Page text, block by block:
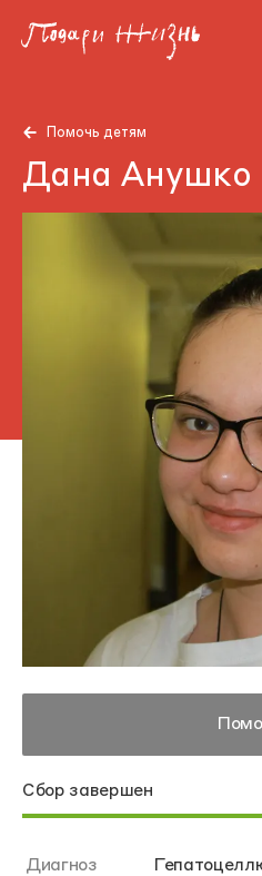
Помочь детям
Дана Анушко
Сбор завершен
Диагноз